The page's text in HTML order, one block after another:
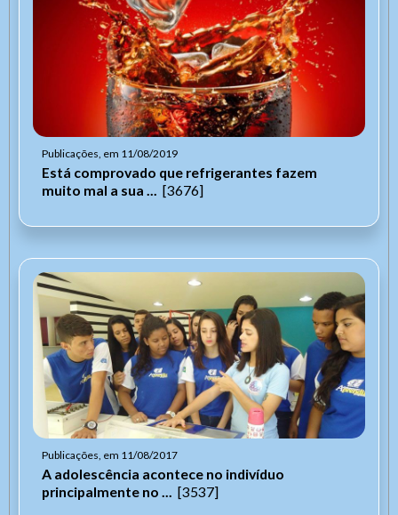
Publicações, em 11/08/2019
Está comprovado que refrigerantes fazem
muito mal a sua ... [3676]
Publicações, em 11/08/2017
A adolescência acontece no indivíduo
principalmente no ... [3537]